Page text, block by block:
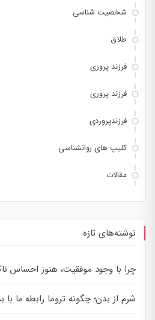
شخصیت شناسی
طلاق
فرزند پروری
فرزند پروری
فرزندپروردی
کلیپ های روانشناسی
مقالات
نوشته‌های تازه
چرا با وجود موفقیت، هنوز احساس
شرم از بدن؛ چگونه تروما رابطه ما